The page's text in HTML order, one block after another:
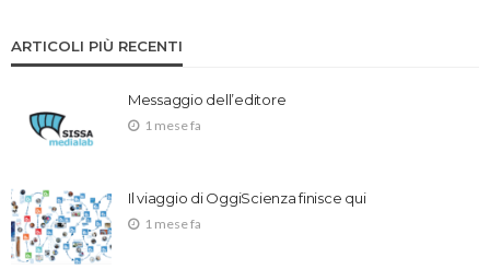
ARTICOLI PIÙ RECENTI
Messaggio dell’editore
1 mese fa
Il viaggio di OggiScienza finisce qui
1 mese fa